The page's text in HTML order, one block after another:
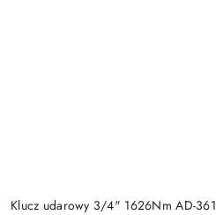
Klucz udarowy 3/4" 1626Nm AD-361